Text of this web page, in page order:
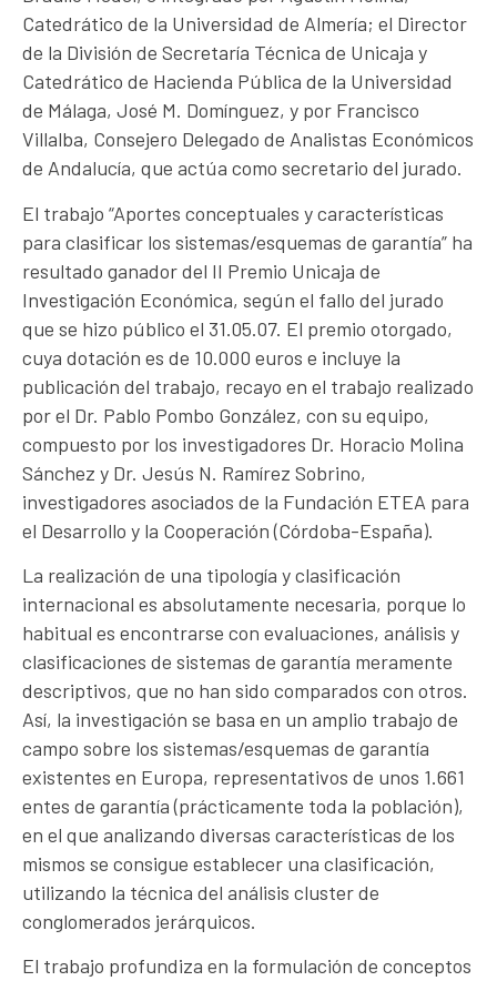
Catedrático de la Universidad de Almería; el Director
de la División de Secretaría Técnica de Unicaja y
Catedrático de Hacienda Pública de la Universidad
de Málaga, José M. Domínguez, y por Francisco
Villalba, Consejero Delegado de Analistas Económicos
de Andalucía, que actúa como secretario del jurado.
El trabajo “Aportes conceptuales y características
para clasificar los sistemas/esquemas de garantía” ha
resultado ganador del II Premio Unicaja de
Investigación Económica, según el fallo del jurado
que se hizo público el 31.05.07. El premio otorgado,
cuya dotación es de 10.000 euros e incluye la
publicación del trabajo, recayo en el trabajo realizado
por el Dr. Pablo Pombo González, con su equipo,
compuesto por los investigadores Dr. Horacio Molina
Sánchez y Dr. Jesús N. Ramírez Sobrino,
investigadores asociados de la Fundación ETEA para
el Desarrollo y la Cooperación (Córdoba-España).
La realización de una tipología y clasificación
internacional es absolutamente necesaria, porque lo
habitual es encontrarse con evaluaciones, análisis y
clasificaciones de sistemas de garantía meramente
descriptivos, que no han sido comparados con otros.
Así, la investigación se basa en un amplio trabajo de
campo sobre los sistemas/esquemas de garantía
existentes en Europa, representativos de unos 1.661
entes de garantía (prácticamente toda la población),
en el que analizando diversas características de los
mismos se consigue establecer una clasificación,
utilizando la técnica del análisis cluster de
conglomerados jerárquicos.
El trabajo profundiza en la formulación de conceptos